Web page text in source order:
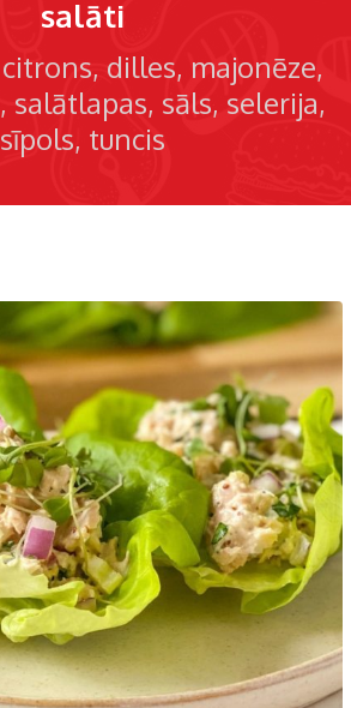
salāti
citrons dilles majonēze
salātlapas sāls selerija
sīpols tuncis